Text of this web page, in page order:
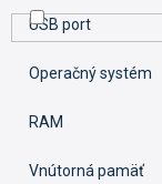
USB port
Operačný systém
RAM
Vnútorná pamäť